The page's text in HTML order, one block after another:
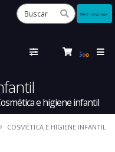
e higiene infantil
COSMÉTICA E HIGIENE INFANTIL